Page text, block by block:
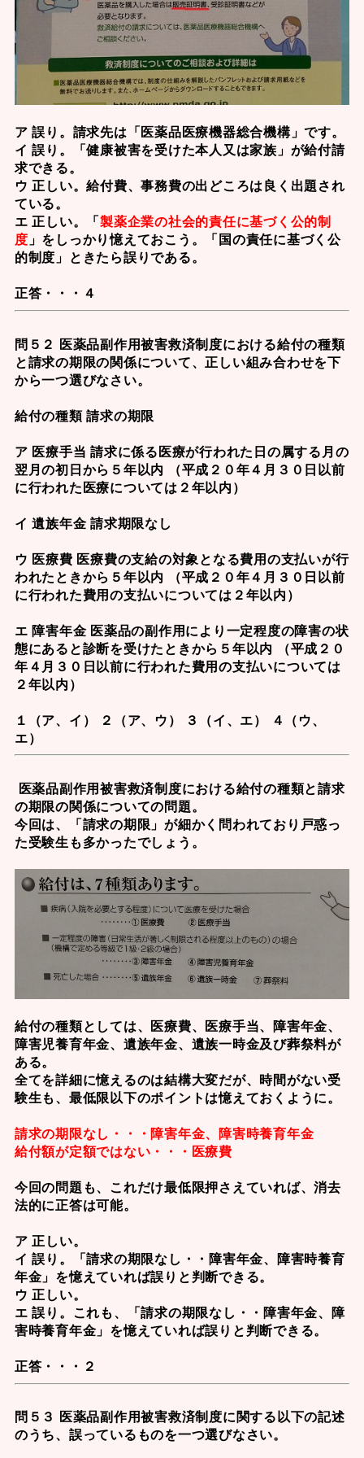
ア 誤り。請求先は「医薬品医療機器総合機構」です。
イ 誤り。「健康被害を受けた本人又は家族」が給付請
求できる。
ウ 正しい。給付費、事務費の出どころは良く出題され
ている。
エ 正しい。「製薬企業の社会的責任に基づく公的制
度 」をしっかり憶えておこう。「国の責任に基づく公
的制度」ときたら誤りである。
正答・・・４
問５２ 医薬品副作用被害救済制度における給付の種類
と請求の期限の関係について、正しい組み合わせを下
から一つ選びなさい。
給付の種類 請求の期限
ア 医療手当 請求に係る医療が行われた日の属する月の
翌月の初日から５年以内 （平成２０年４月３０日以前
に行われた医療については２年以内）
イ 遺族年金 請求期限なし
ウ 医療費 医療費の支給の対象となる費用の支払いが行
われたときから５年以内 （平成２０年４月３０日以前
に行われた費用の支払いについては２年以内）
エ 障害年金 医薬品の副作用により一定程度の障害の状
態にあると診断を受けたときから５年以内 （平成２０
年４月３０日以前に行われた費用の支払いについては
２年以内）
１（ア、イ） ２（ア、ウ） ３（イ、エ） ４（ウ、
エ）
医薬品副作用被害救済制度における給付の種類と請求
の期限の関係についての問題。
今回は、「請求の期限」が細かく問われており戸惑っ
た受験生も多かったでしょう。
給付の種類としては、医療費、医療手当、障害年金、
障害児養育年金、遺族年金、遺族一時金及び葬祭料が
ある。
全てを詳細に憶えるのは結構大変だが、時間がない受
験生も、最低限以下のポイントは憶えておくように。
請求の期限なし・・・障害年金、障害時養育年金
給付額が定額ではない・・・医療費
今回の問題も、これだけ最低限押さえていれば、消去
法的に正答は可能。
ア 正しい。
イ 誤り。「請求の期限なし・・障害年金、障害時養育
年金」を憶えていれば誤りと判断できる。
ウ 正しい。
エ 誤り。これも、「請求の期限なし・・障害年金、障
害時養育年金」を憶えていれば誤りと判断できる。
正答・・・２
問５３ 医薬品副作用被害救済制度に関する以下の記述
のうち、誤っているものを一つ選びなさい。